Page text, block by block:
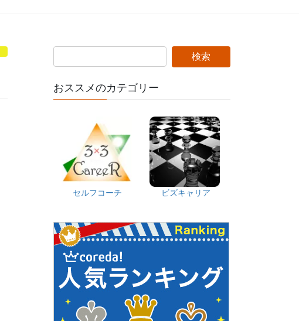
おススメのカテゴリー
セルフコーチ ビズキャリア